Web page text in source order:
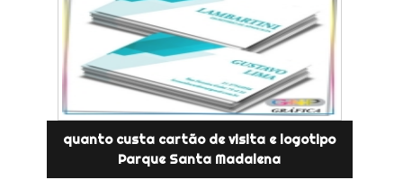
quanto custa cartão de visita e logotipo
Parque Santa Madalena